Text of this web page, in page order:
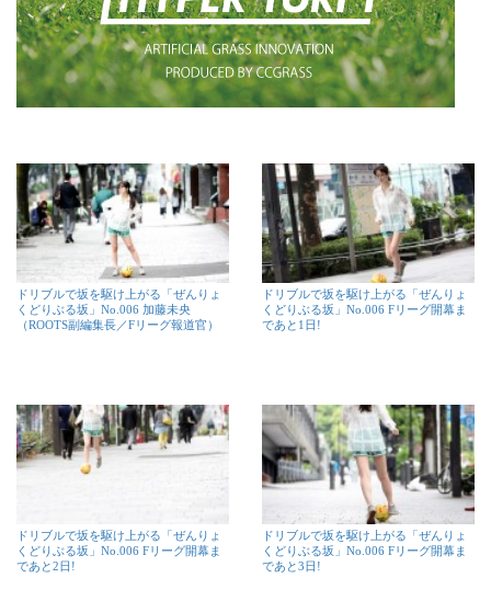
ドリブルで坂を駆け上がる「ぜんりょ
くどりぶる坂」No.006 加藤未央
（ROOTS副編集長／Fリーグ報道官）
ドリブルで坂を駆け上がる「ぜんりょ
くどりぶる坂」No.006 Fリーグ開幕ま
であと1日!
ドリブルで坂を駆け上がる「ぜんりょ
くどりぶる坂」No.006 Fリーグ開幕ま
であと2日!
ドリブルで坂を駆け上がる「ぜんりょ
くどりぶる坂」No.006 Fリーグ開幕ま
であと3日!